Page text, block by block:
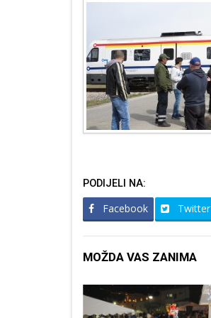
PODIJELI NA:
Facebook Twitter
MOŽDA VAS ZANIMA